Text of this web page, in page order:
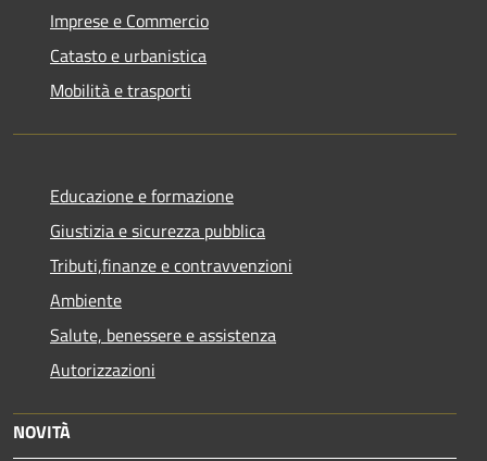
Imprese e Commercio
Catasto e urbanistica
Mobilità e trasporti
Educazione e formazione
Giustizia e sicurezza pubblica
Tributi,finanze e contravvenzioni
Ambiente
Salute, benessere e assistenza
Autorizzazioni
NOVITÀ